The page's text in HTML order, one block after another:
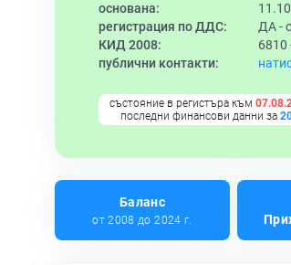
основана:
регистрация по ДДС:
ДА -
КИД 2008:
6810
публични контакти:
състояние в регистъра към
последни финансови данни за
Баланс
от 2008 до 2024 г.